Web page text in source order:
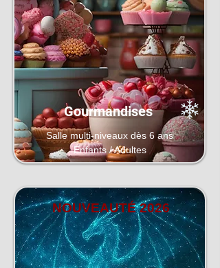
Gourmandises
Salle multi-niveaux dès 6 ans
Enfants / Adultes
NOUVEAUTÉ 2026